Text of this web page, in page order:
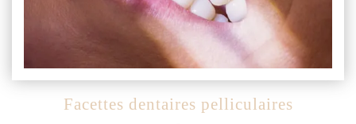
Facettes dentaires pelliculaires